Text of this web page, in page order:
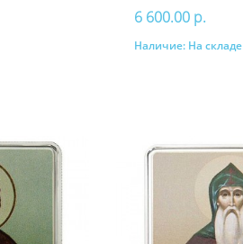
6 600.00 р.
В корзину
Наличие: На складе